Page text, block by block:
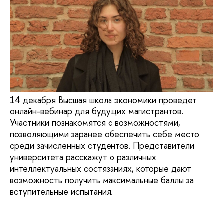
14 декабря Высшая школа экономики проведет
онлайн-вебинар для будущих магистрантов.
Участники познакомятся с возможностями,
позволяющими заранее обеспечить себе место
среди зачисленных студентов. Представители
университета расскажут о различных
интеллектуальных состязаниях, которые дают
возможность получить максимальные баллы за
вступительные испытания.